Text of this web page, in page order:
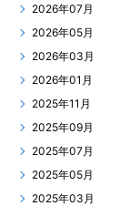
2026年07月
2026年05月
2026年03月
2026年01月
2025年11月
2025年09月
2025年07月
2025年05月
2025年03月